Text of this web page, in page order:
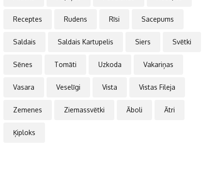
Receptes Rudens Rīsi Sacepums
Saldais Saldais Kartupelis Siers Svētki
Sēnes Tomāti Uzkoda Vakariņas
Vasara Veselīgi Vista Vistas Fileja
Zemenes Ziemassvētki Āboli Ātri
Ķiploks